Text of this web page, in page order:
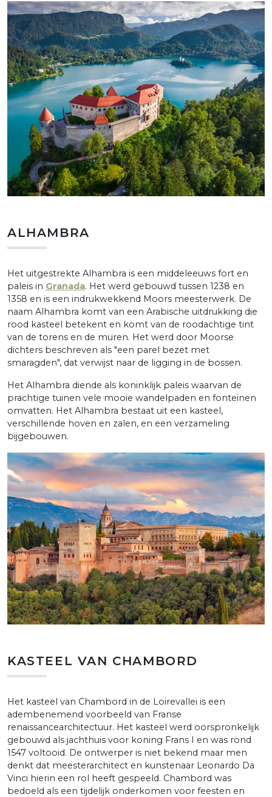
ALHAMBRA
Het uitgestrekte Alhambra is een middeleeuws fort en
paleis in Granada. Het werd gebouwd tussen 1238 en
1358 en is een indrukwekkend Moors meesterwerk. De
naam Alhambra komt van een Arabische uitdrukking die
rood kasteel betekent en komt van de roodachtige tint
van de torens en de muren. Het werd door Moorse
dichters beschreven als "een parel bezet met
smaragden", dat verwijst naar de ligging in de bossen.
Het Alhambra diende als koninklijk paleis waarvan de
prachtige tuinen vele mooie wandelpaden en fonteinen
omvatten. Het Alhambra bestaat uit een kasteel,
verschillende hoven en zalen, en een verzameling
bijgebouwen.
KASTEEL VAN CHAMBORD
Het kasteel van Chambord in de Loirevallei is een
adembenemend voorbeeld van Franse
renaissancearchitectuur. Het kasteel werd oorspronkelijk
gebouwd als jachthuis voor koning Frans I en was rond
1547 voltooid. De ontwerper is niet bekend maar men
denkt dat meesterarchitect en kunstenaar Leonardo Da
Vinci hierin een rol heeft gespeeld. Chambord was
bedoeld als een tijdelijk onderkomen voor feesten en